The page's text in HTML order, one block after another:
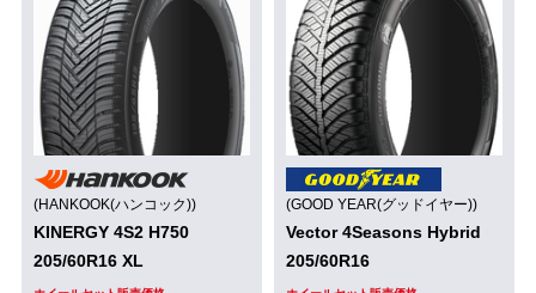
(HANKOOK(ハンコック))
KINERGY 4S2 H750
205/60R16 XL
(GOOD YEAR(グッドイヤー))
Vector 4Seasons Hybrid
205/60R16